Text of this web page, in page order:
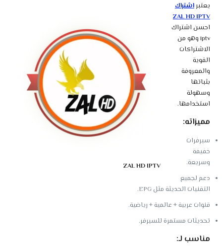
ZAL HD IPTV
يعتبراشتراك
ZAL HD IPTV
احسن اشتراك
iptv وهو من
الاشتراكات
القوية
والمعروفة
بثباتها
وسهولة
استخدامها.
مميزاته:
سيرفرات
خفيفة
وسريعة.
دعم لجميع
التقنيات الحديثة مثل EPG.
قنوات عربية + عالمية + رياضية.
تحديثات مستمرة للسيرفر.
مناسب لـ: